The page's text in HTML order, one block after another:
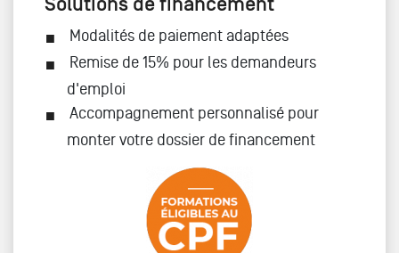
Modalités de paiement adaptées
Remise de 15% pour les demandeurs
d'emploi
Accompagnement personnalisé pour
monter votre dossier de financement